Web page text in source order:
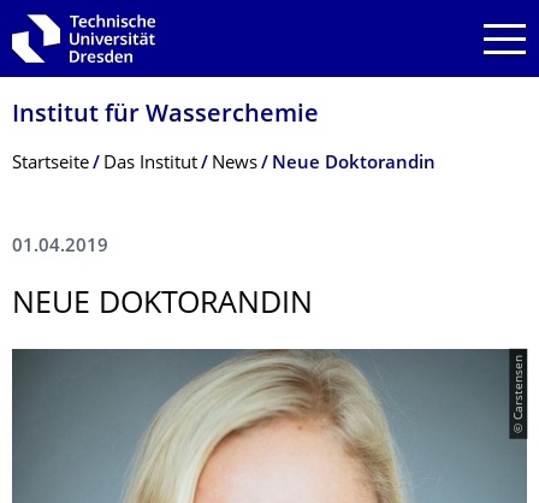
Zur Hauptnavigation springen
Zur Suche springen
Zum Inhalt springen
Institut für Wasserchemie
Breadcrumb-Menü
Startseite Das Institut News Neue Doktorandin
01.04.2019
NEUE DOKTORANDIN
© Carstensen